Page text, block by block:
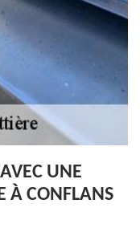
UNE
À CONFLANS